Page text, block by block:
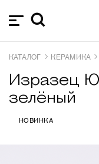
КАТАЛОГ КЕРАМИКА
Изразец
зелёный
НОВИНКА